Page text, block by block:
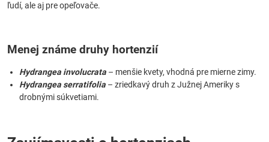
ľudí, ale aj pre opeľovače.
Menej známe druhy hortenzií
Hydrangea involucrata – menšie kvety, vhodná pre mierne zimy.
Hydrangea serratifolia – zriedkavý druh z Južnej Ameriky s
drobnými súkvetiami.